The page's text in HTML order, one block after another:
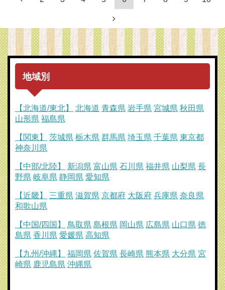
地域別
【北海道/東北】 北海道 青森県 岩手県 宮城県 秋田県
山形県 福島県
【関東】 茨城県 栃木県 群馬県 埼玉県 千葉県 東京都
神奈川県
【中部/北陸】 新潟県 富山県 石川県 福井県 山梨県 長
野県 岐阜県 静岡県 愛知県
【近畿】 三重県 滋賀県 京都府 大阪府 兵庫県 奈良県
和歌山県
【中国/四国】 鳥取県 島根県 岡山県 広島県 山口県 徳
島県 香川県 愛媛県 高知県
【九州/沖縄】 福岡県 佐賀県 長崎県 熊本県 大分県 宮
崎県 鹿児島県 沖縄県